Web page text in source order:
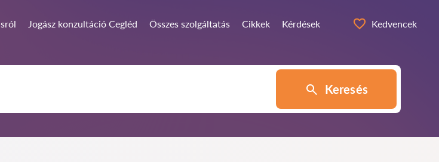
Jogász konzultáció Cegléd Összes szolgáltatás Cikkek Kérdések Kedvencek
Keresés